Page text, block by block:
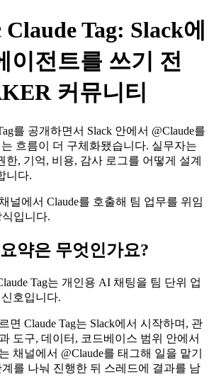
Tag: Slack에
이전트를 쓰기 전
커뮤니티
를 공개하면서 Slack 안에서 @Claude를
흐름이 더 구체화됐습니다. 실무자는
한, 기억, 비용, 감사 로그를 어떻게 설계
니다.
널에서 Claude를 호출해 팀 업무를 위임
입니다.
약은 무엇인가요?
Tag는 개인용 AI 채팅을 팀 단위 업
호입니다.
면 Claude Tag는 Slack에서 시작하며, 관
도구, 데이터, 코드베이스 범위 안에서
채널에서 @Claude를 태그해 일을 맡기
계를 나눠 진행한 뒤 스레드에 결과를 남